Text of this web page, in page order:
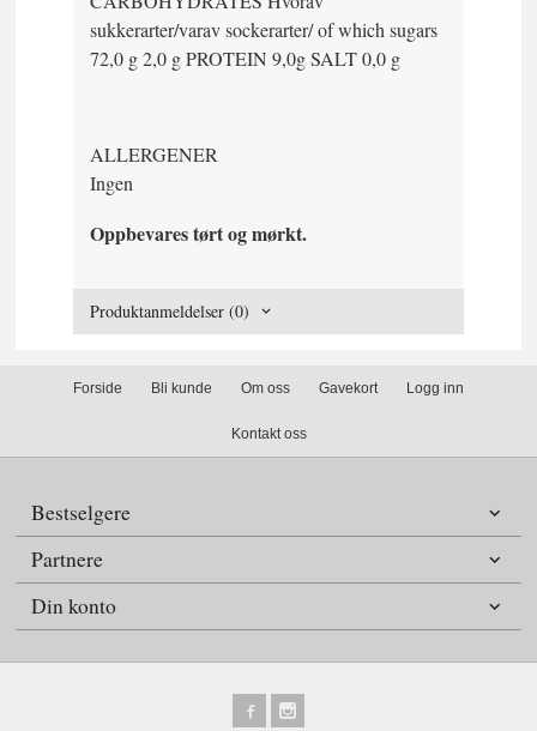
sukkerarter/varav sockerarter/ of which sugars
72,0 g 2,0 g PROTEIN 9,0g SALT 0,0 g
ALLERGENER
Ingen
Oppbevares tørt og mørkt.
Produktanmeldelser (0)
Forside Bli kunde Om oss Gavekort Logg inn
Kontakt oss
Bestselgere
Partnere
Din konto